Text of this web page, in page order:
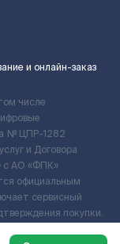
и онлайн-заказ
числе
№ ЦПР-1282
и Договора
c АО «ФПК»
официальным
сервисный
покупки.